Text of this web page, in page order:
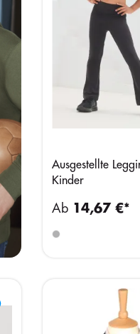
Ausgestellte
Kinder
Ab 14,67 €*